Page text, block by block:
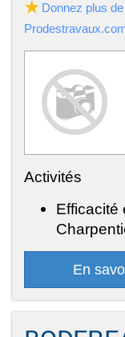
Donnez plus
Activités
Efficacité
En